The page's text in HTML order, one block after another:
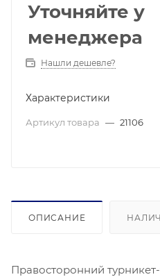
Уточняйте у
менеджера
Нашли дешевле?
Характеристики
Артикул товара — 21106
ОПИСАНИЕ
Правосторонний